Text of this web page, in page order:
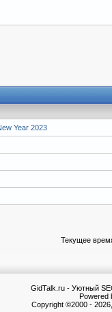
Year 2023
Текущее
GidTalk.ru - Уютный
Powered
Copyright ©2000 -